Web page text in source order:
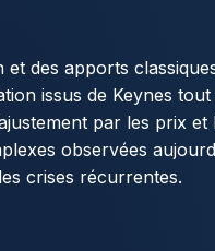
des apports
issus de Keynes
par les prix
observées
crises récurrentes.